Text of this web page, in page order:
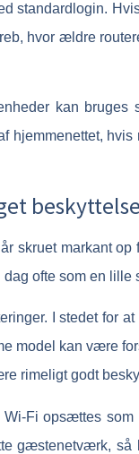
standardlogin.
hvor ældre
kan
beskyttelse
skruet markant
ofte som en
I stedet for
model kan være
rimeligt godt
Fi opsættes
gæstenetværk, så